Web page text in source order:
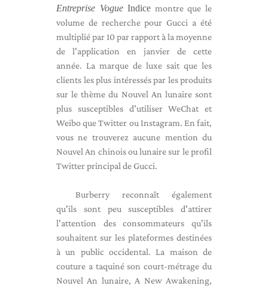
Entreprise VogueIndice montre que le
volume de recherche pour Gucci a été
multiplié par 10 par rapport à la moyenne
de l'application en janvier de cette
année. La marque de luxe sait que les
clients les plus intéressés par les produits
sur le thème du Nouvel An lunaire sont
plus susceptibles d'utiliser WeChat et
Weibo que Twitter ou Instagram. En fait,
vous ne trouverez aucune mention du
Nouvel An chinois ou lunaire sur le profil
Twitter principal de Gucci.
Burberry reconnaît également
qu'ils sont peu susceptibles d'attirer
l'attention des consommateurs qu'ils
souhaitent sur les plateformes destinées
à un public occidental. La maison de
couture a taquiné son court-métrage du
Nouvel An lunaire, A New Awakening,